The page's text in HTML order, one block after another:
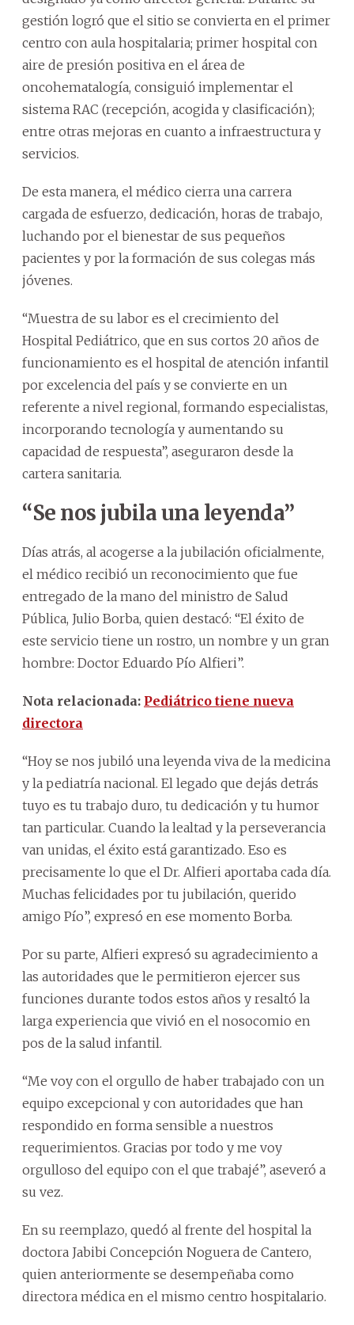
gestión logró que el sitio se convierta en el primer
centro con aula hospitalaria; primer hospital con
aire de presión positiva en el área de
oncohematalogía, consiguió implementar el
sistema RAC (recepción, acogida y clasificación);
entre otras mejoras en cuanto a infraestructura y
servicios.
De esta manera, el médico cierra una carrera
cargada de esfuerzo, dedicación, horas de trabajo,
luchando por el bienestar de sus pequeños
pacientes y por la formación de sus colegas más
jóvenes.
“Muestra de su labor es el crecimiento del
Hospital Pediátrico, que en sus cortos 20 años de
funcionamiento es el hospital de atención infantil
por excelencia del país y se convierte en un
referente a nivel regional, formando especialistas,
incorporando tecnología y aumentando su
capacidad de respuesta”, aseguraron desde la
cartera sanitaria.
“Se nos jubila una leyenda”
Días atrás, al acogerse a la jubilación oficialmente,
el médico recibió un reconocimiento que fue
entregado de la mano del ministro de Salud
Pública, Julio Borba, quien destacó: “El éxito de
este servicio tiene un rostro, un nombre y un gran
hombre: Doctor Eduardo Pío Alfieri”.
Nota relacionada: Pediátrico tiene nueva
directora
“Hoy se nos jubiló una leyenda viva de la medicina
y la pediatría nacional. El legado que dejás detrás
tuyo es tu trabajo duro, tu dedicación y tu humor
tan particular. Cuando la lealtad y la perseverancia
van unidas, el éxito está garantizado. Eso es
precisamente lo que el Dr. Alfieri aportaba cada día.
Muchas felicidades por tu jubilación, querido
amigo Pío”, expresó en ese momento Borba.
Por su parte, Alfieri expresó su agradecimiento a
las autoridades que le permitieron ejercer sus
funciones durante todos estos años y resaltó la
larga experiencia que vivió en el nosocomio en
pos de la salud infantil.
“Me voy con el orgullo de haber trabajado con un
equipo excepcional y con autoridades que han
respondido en forma sensible a nuestros
requerimientos. Gracias por todo y me voy
orgulloso del equipo con el que trabajé”, aseveró a
su vez.
En su reemplazo, quedó al frente del hospital la
doctora Jabibi Concepción Noguera de Cantero,
quien anteriormente se desempeñaba como
directora médica en el mismo centro hospitalario.